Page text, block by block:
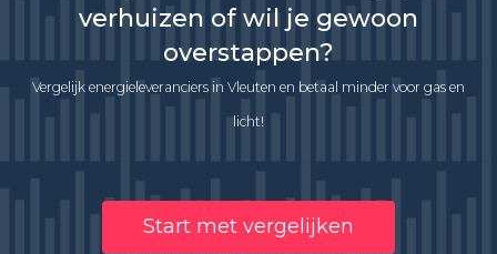
verhuizen of wil je gewoon
overstappen?
Vergelijk energieleveranciers in Vleuten en betaal minder voor gas en
licht!
Start met vergelijken